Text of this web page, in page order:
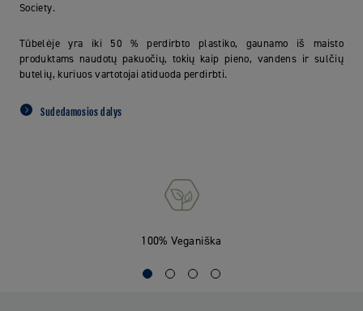
Society.
Tūbelėje yra iki 50 % perdirbto plastiko, gaunamo iš maisto
produktams naudotų pakuočių, tokių kaip pieno, vandens ir sulčių
butelių, kuriuos vartotojai atiduoda perdirbti.
Sudedamosios dalys
100% Veganiška